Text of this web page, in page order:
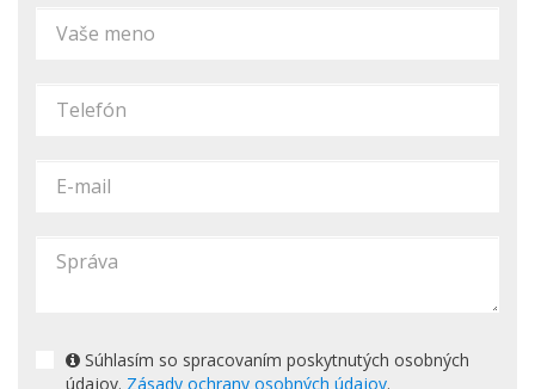
Súhlasím so spracovaním poskytnutých osobných
údajov. Zásady ochrany osobných údajov.